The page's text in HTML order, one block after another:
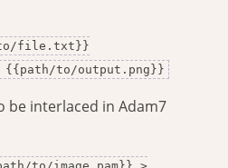
to/file.txt}}
{{path/to/output.png}}
be interlaced in Adam7